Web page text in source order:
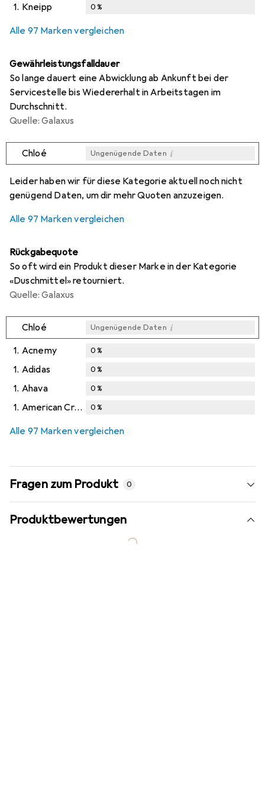
1. Kneipp 0%
Alle 97 Marken vergleichen
Gewährleistungsfalldauer
So lange dauert eine Abwicklung ab Ankunft bei der
Servicestelle bis Wiedererhalt in Arbeitstagen im
Durchschnitt.
Quelle: Galaxus
Chloé Ungenügende Daten i
Leider haben wir für diese Kategorie aktuell noch nicht
genügend Daten, um dir mehr Quoten anzuzeigen.
Alle 97 Marken vergleichen
Rückgabequote
So oft wird ein Produkt dieser Marke in der Kategorie
«Duschmittel» retourniert.
Quelle: Galaxus
Chloé Ungenügende Daten i
1. Acnemy 0%
1. Adidas 0%
1. Ahava 0%
1. American Crew 0%
Alle 97 Marken vergleichen
Fragen zum Produkt 0
Produktbewertungen